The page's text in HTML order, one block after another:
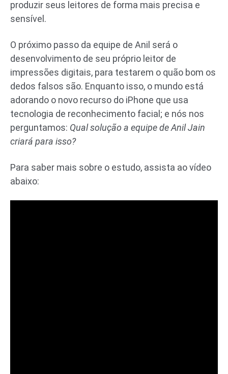
produzir seus leitores de forma mais precisa e
sensível.
O próximo passo da equipe de Anil será o
desenvolvimento de seu próprio leitor de
impressões digitais, para testarem o quão bom os
dedos falsos são. Enquanto isso, o mundo está
adorando o novo recurso do iPhone que usa
tecnologia de reconhecimento facial; e nós nos
perguntamos: Qual solução a equipe de Anil Jain
criará para isso?
Para saber mais sobre o estudo, assista ao vídeo
abaixo: